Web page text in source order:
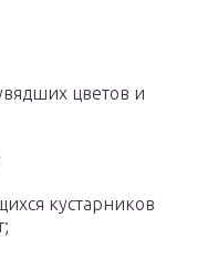
цветов и
кустарников